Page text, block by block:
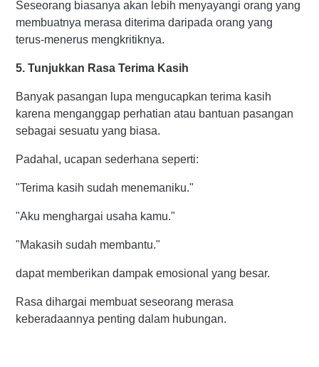
Seseorang biasanya akan lebih menyayangi orang yang
membuatnya merasa diterima daripada orang yang
terus-menerus mengkritiknya.
5. Tunjukkan Rasa Terima Kasih
Banyak pasangan lupa mengucapkan terima kasih
karena menganggap perhatian atau bantuan pasangan
sebagai sesuatu yang biasa.
Padahal, ucapan sederhana seperti:
"Terima kasih sudah menemaniku."
"Aku menghargai usaha kamu."
"Makasih sudah membantu."
dapat memberikan dampak emosional yang besar.
Rasa dihargai membuat seseorang merasa
keberadaannya penting dalam hubungan.